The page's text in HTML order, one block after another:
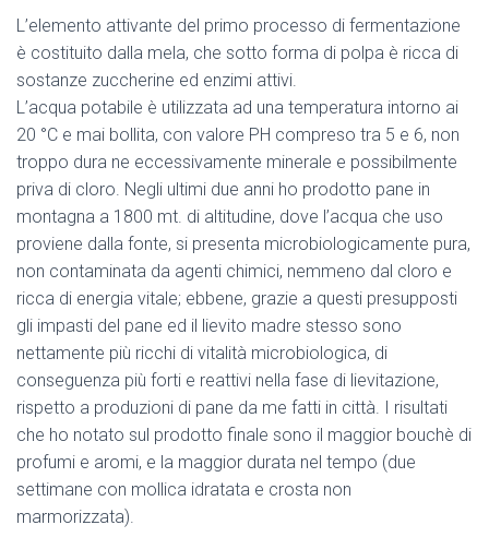
L’elemento attivante del primo processo di fermentazione
è costituito dalla mela, che sotto forma di polpa è ricca di
sostanze zuccherine ed enzimi attivi.
L’acqua potabile è utilizzata ad una temperatura intorno ai
20 °C e mai bollita, con valore PH compreso tra 5 e 6, non
troppo dura ne eccessivamente minerale e possibilmente
priva di cloro. Negli ultimi due anni ho prodotto pane in
montagna a 1800 mt. di altitudine, dove l’acqua che uso
proviene dalla fonte, si presenta microbiologicamente pura,
non contaminata da agenti chimici, nemmeno dal cloro e
ricca di energia vitale; ebbene, grazie a questi presupposti
gli impasti del pane ed il lievito madre stesso sono
nettamente più ricchi di vitalità microbiologica, di
conseguenza più forti e reattivi nella fase di lievitazione,
rispetto a produzioni di pane da me fatti in città. I risultati
che ho notato sul prodotto finale sono il maggior bouchè di
profumi e aromi, e la maggior durata nel tempo (due
settimane con mollica idratata e crosta non
marmorizzata).